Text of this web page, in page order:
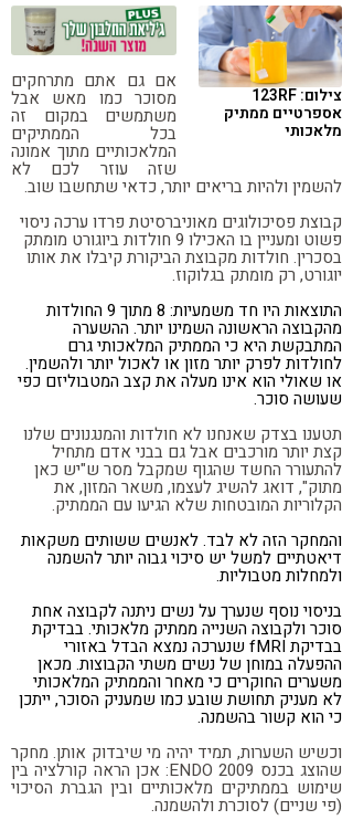
רגישות לגלוטן
טעים להכיר
קורונה
טבעונות
צילום: 123RF
אספרטיים ממתיק
מלאכותי
אם גם אתם מתרחקים
מסוכר כמו מאש אבל
משתמשים במקום זה
בכל הממתיקים
המלאכותיים מתוך אמונה
שזה עוזר לכם לא
להשמין ולהיות בריאים יותר, כדאי שתחשבו שוב.
קבוצת פסיכולוגים מאוניברסיטת פרדו ערכה ניסוי
פשוט ומעניין בו האכילו 9 חולדות ביוגורט מומתק
בסכרין. חולדות מקבוצת הביקורת קיבלו את אותו
יוגורט, רק מומתק בגלוקוז.
התוצאות היו חד משמעיות: 8 מתוך 9 החולדות
מהקבוצה הראשונה השמינו יותר. ההשערה
המתבקשת היא כי הממתיק המלאכותי גרם
לחולדות לפרק יותר מזון או לאכול יותר ולהשמין.
או שאולי הוא אינו מעלה את קצב המטבוליזם כפי
שעושה סוכר.
תטענו בצדק שאנחנו לא חולדות והמנגנונים שלנו
קצת יותר מורכבים אבל גם בבני אדם מתחיל
להתעורר החשד שהגוף שמקבל מסר ש"יש כאן
מתוק", דואג להשיג לעצמו, משאר המזון, את
הקלוריות המובטחות שלא הגיעו עם הממתיק.
והמחקר הזה לא לבד. לאנשים ששותים משקאות
דיאטתיים למשל יש סיכוי גבוה יותר להשמנה
ולמחלות מטבוליות.
בניסוי נוסף שנערך על נשים ניתנה לקבוצה אחת
סוכר ולקבוצה השנייה ממתיק מלאכותי. בבדיקת
בבדיקת fMRI שנערכה נמצא הבדל באזורי
ההפעלה במוחן של נשים משתי הקבוצות. מכאן
משערים החוקרים כי מאחר והממתיק המלאכותי
לא מעניק תחושת שובע כמו שמעניק הסוכר, ייתכן
כי הוא קשור בהשמנה.
וכשיש השערות, תמיד יהיה מי שיבדוק אותן. מחקר
שהוצג בכנס ENDO 2009: אכן הראה קורלציה בין
שימוש בממתיקים מלאכותיים ובין הגברת הסיכוי
(פי שניים) לסוכרת ולהשמנה.